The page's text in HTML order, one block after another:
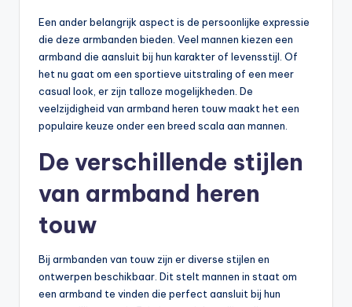
Een ander belangrijk aspect is de persoonlijke expressie
die deze armbanden bieden. Veel mannen kiezen een
armband die aansluit bij hun karakter of levensstijl. Of
het nu gaat om een sportieve uitstraling of een meer
casual look, er zijn talloze mogelijkheden. De
veelzijdigheid van armband heren touw maakt het een
populaire keuze onder een breed scala aan mannen.
De verschillende stijlen
van armband heren
touw
Bij armbanden van touw zijn er diverse stijlen en
ontwerpen beschikbaar. Dit stelt mannen in staat om
een armband te vinden die perfect aansluit bij hun